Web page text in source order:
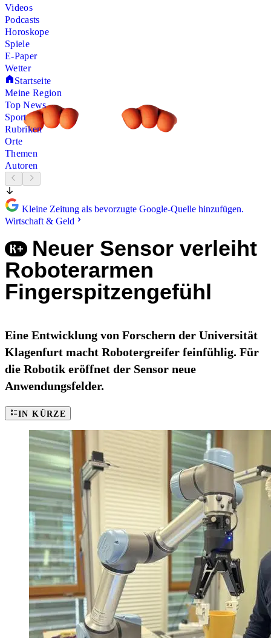
Videos
Podcasts
Horoskope
Spiele
E-Paper
Wetter
Startseite
Meine Region
Top News
Sport
Rubriken
Orte
Themen
Autoren
Kleine Zeitung als bevorzugte Google-Quelle hinzufügen.
Wirtschaft & Geld
Neuer Sensor verleiht
Roboterarmen
Fingerspitzengefühl
Eine Entwicklung von Forschern der Universität
Klagenfurt macht Robotergreifer feinfühlig. Für
die Robotik eröffnet der Sensor neue
Anwendungsfelder.
IN KÜRZE